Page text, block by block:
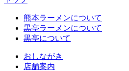
熊本ラーメンについて
黒亭ラーメンについて
黒亭について
おしながき
店舗案内